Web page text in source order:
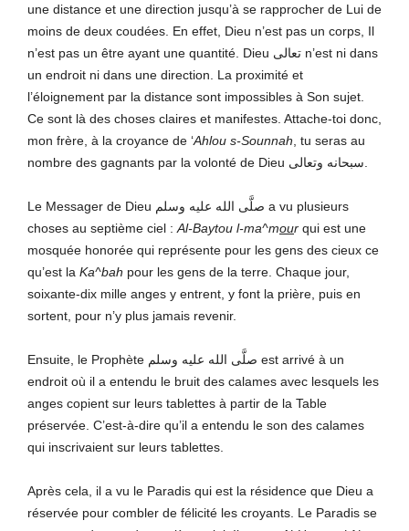
une distance et une direction jusqu’à se rapprocher de Lui de
moins de deux coudées. En effet, Dieu n’est pas un corps, Il
n’est pas un être ayant une quantité. Dieu تعالى n’est ni dans
un endroit ni dans une direction. La proximité et
l’éloignement par la distance sont impossibles à Son sujet.
Ce sont là des choses claires et manifestes. Attache-toi donc,
mon frère, à la croyance de ‘Ahlou s-Sounnah, tu seras au
nombre des gagnants par la volonté de Dieu سبحانه وتعالى.
Le Messager de Dieu صلَّى الله عليه وسلم a vu plusieurs
choses au septième ciel :Al-Baytou l-ma^mour qui est une
mosquée honorée qui représente pour les gens des cieux ce
qu’est la Ka^bah pour les gens de la terre. Chaque jour,
soixante-dix mille anges y entrent, y font la prière, puis en
sortent, pour n’y plus jamais revenir.
Ensuite, le Prophète صلَّى الله عليه وسلم est arrivé à un
endroit où il a entendu le bruit des calames avec lesquels les
anges copient sur leurs tablettes à partir de la Table
préservée. C’est-à-dire qu’il a entendu le son des calames
qui inscrivaient sur leurs tablettes.
Après cela, il a vu le Paradis qui est la résidence que Dieu a
réservée pour combler de félicité les croyants. Le Paradis se